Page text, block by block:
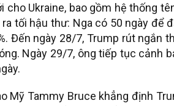
Ukraine, bao gồm hệ thống
tối hậu thư: Nga có 50 ngày để
Đến ngày 28/7, Trump rút ngắn
Ngày 29/7, ông tiếp tục cảnh
Mỹ Tammy Bruce khẳng định